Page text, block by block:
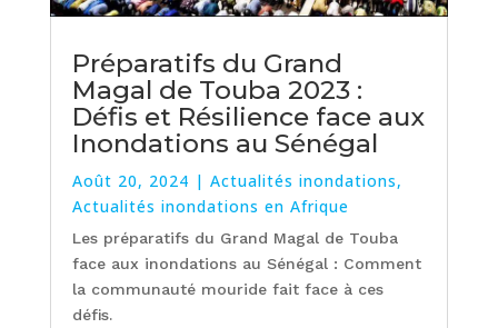
Préparatifs du Grand
Magal de Touba 2023 :
Défis et Résilience face aux
Inondations au Sénégal
Août 20, 2024 | Actualités inondations,
Actualités inondations en Afrique
Les préparatifs du Grand Magal de Touba
face aux inondations au Sénégal : Comment
la communauté mouride fait face à ces
défis.